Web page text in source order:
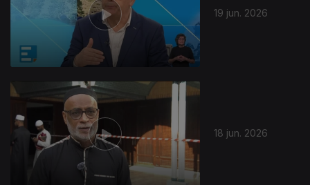
19 jun. 2026
18 jun. 2026
936813